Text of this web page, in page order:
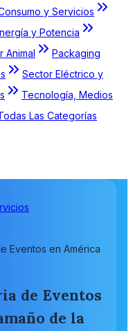
y Servicios
y Potencia
Animal
Packaging
Sector Eléctrico y
Tecnología, Medios
Las Categorías
Eventos en América
de Eventos
de la